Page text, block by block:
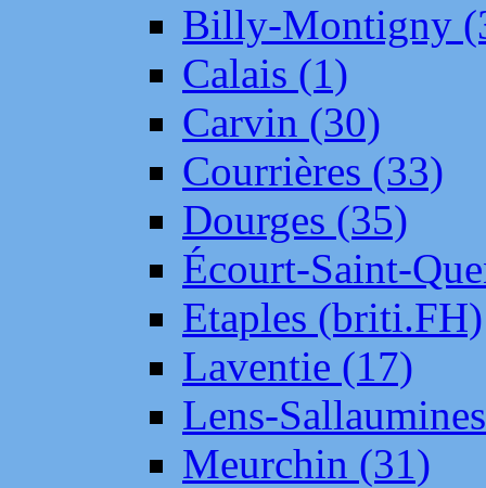
Billy-Montigny
Calais (1)
Carvin (30)
Courrières (33)
Dourges (35)
Écourt-Saint-
Etaples (briti.FH)
Laventie (17)
Lens-
Meurchin (31)